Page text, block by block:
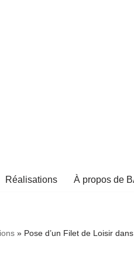
Réalisations À propos de
» Pose d’un Filet de Loisir